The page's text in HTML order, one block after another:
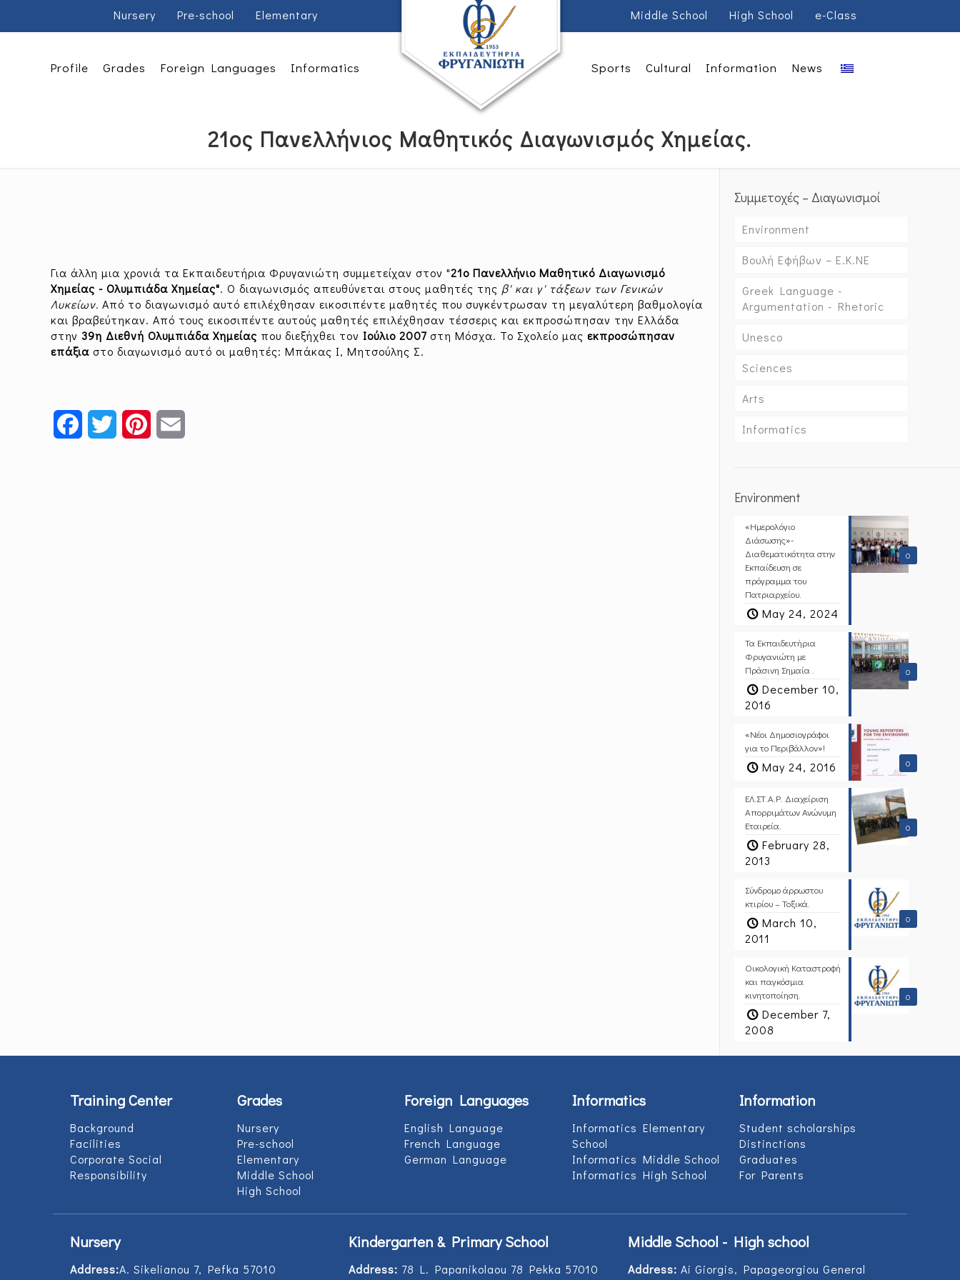
Nursery Pre-school Elementary Middle School High School e-Class
Profile Grades Foreign Languages Informatics Sports Cultural Information News
21ος Πανελλήνιος Μαθητικός Διαγωνισμός Χημείας.
Για άλλη μια χρονιά τα Εκπαιδευτήρια Φρυγανιώτη συμμετείχαν στον "21ο Πανελλήνιο Μαθητικό Διαγωνισμό
Χημείας - Ολυμπιάδα Χημείας". Ο διαγωνισμός απευθύνεται στους μαθητές της β' και γ' τάξεων των Γενικών
Λυκείων. Από το διαγωνισμό αυτό επιλέχθησαν εικοσιπέντε μαθητές που συγκέντρωσαν τη μεγαλύτερη βαθμολογία
και βραβεύτηκαν. Από τους εικοσιπέντε αυτούς μαθητές επιλέχθησαν τέσσερις και εκπροσώπησαν την Ελλάδα
στην 39η Διεθνή Ολυμπιάδα Χημείας που διεξήχθει τον Ιούλιο 2007στη Μόσχα. Το Σχολείο μας εκπροσώπησαν
επάξια στο διαγωνισμό αυτό οι μαθητές: Μπάκας Ι, Μητσούλης Σ.
FacebookTwitter Pinterest
Συμμετοχές – Διαγωνισμοί
Environment
Βουλή Εφήβων – Ε.Κ.ΝΕ
Greek Language -
Argumentation - Rhetoric
Unesco
Sciences
Arts
Informatics
Environment
0
«Ημερολόγιο
Διάσωσης»-
Διαθεματικότητα στην
Εκπαίδευση σε
πρόγραμμα του
Πατριαρχείου.
May 24, 2024
0
Τα Εκπαιδευτήρια
Φρυγανιώτη με
Πράσινη Σημαία .
December 10,
2016
0
«Νέοι Δημοσιογράφοι
για το Περιβάλλον»!
May 24, 2016
0
ΕΛ.ΣΤ.Α.Ρ. Διαχείριση
Απορριμάτων Ανώνυμη
Εταιρεία.
February 28,
2013
0
Σύνδρομο άρρωστου
κτιρίου – Τοξικά.
March 10,
2011
0
Οικολογική Καταστροφή
και παγκόσμια
κινητοποίηση.
December 7,
2008
Training Center
Background
Facilities
Corporate Social
Responsibility
Grades
Nursery
Pre-school
Elementary
Middle School
High School
Foreign Languages
English Language
French Language
German Language
Informatics
Informatics Elementary
School
Informatics Middle School
Informatics High School
Information
Student scholarships
Distinctions
Graduates
For Parents
Nursery
Address:Α. Sikelianou 7, Pefka 57010
Kindergarten & Primary School
Address: 78 L. Papanikolaou 78 Pekka 57010
Middle School - High school
Address: Ai Giorgis, Papageorgiou General